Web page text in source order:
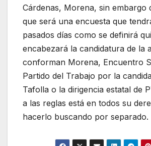
Cárdenas, Morena, sin embargo
que será una encuesta que
pasados días como se definirá
encabezará la candidatura de la
conforman Morena, Encuentro
Partido del Trabajo por la
Tafolla o la dirigencia estatal de
a las reglas está en todos su
hacerlo buscando por separado.